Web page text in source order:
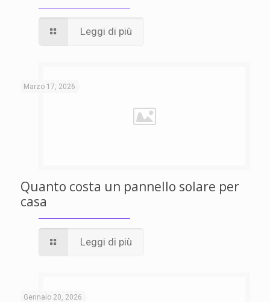
Leggi di più
Marzo 17, 2026
Quanto costa un pannello solare per
casa
Leggi di più
Gennaio 20, 2026